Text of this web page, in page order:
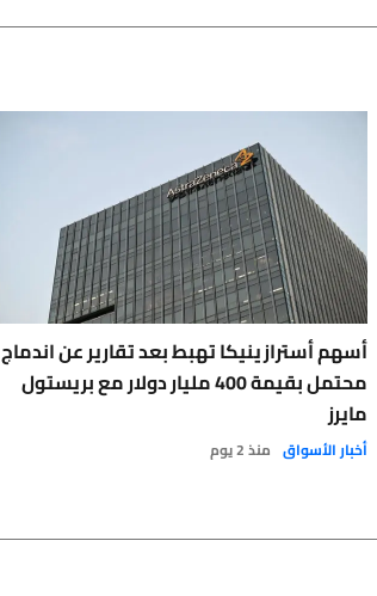
أسهم أسترازينيكا تهبط بعد تقارير عن اندماج
محتمل بقيمة 400 مليار دولار مع بريستول
مايرز
أخبار الأسواق منذ 2 يوم